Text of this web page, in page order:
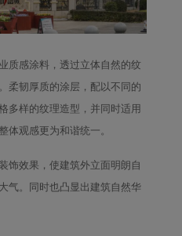
质感涂料，透过立体自然的纹
柔韧厚质的涂层，配以不同的
多样的纹理造型，并同时适用
体观感更为和谐统一。
饰效果，使建筑外立面明朗自
气。同时也凸显出建筑自然华